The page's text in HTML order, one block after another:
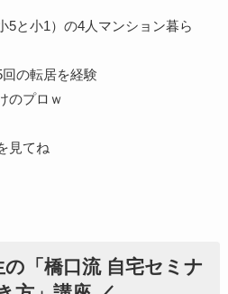
5と小1）の4人マンション暮ら
の転居を経験
のプロｗ
の「橋口流 自宅セミナ